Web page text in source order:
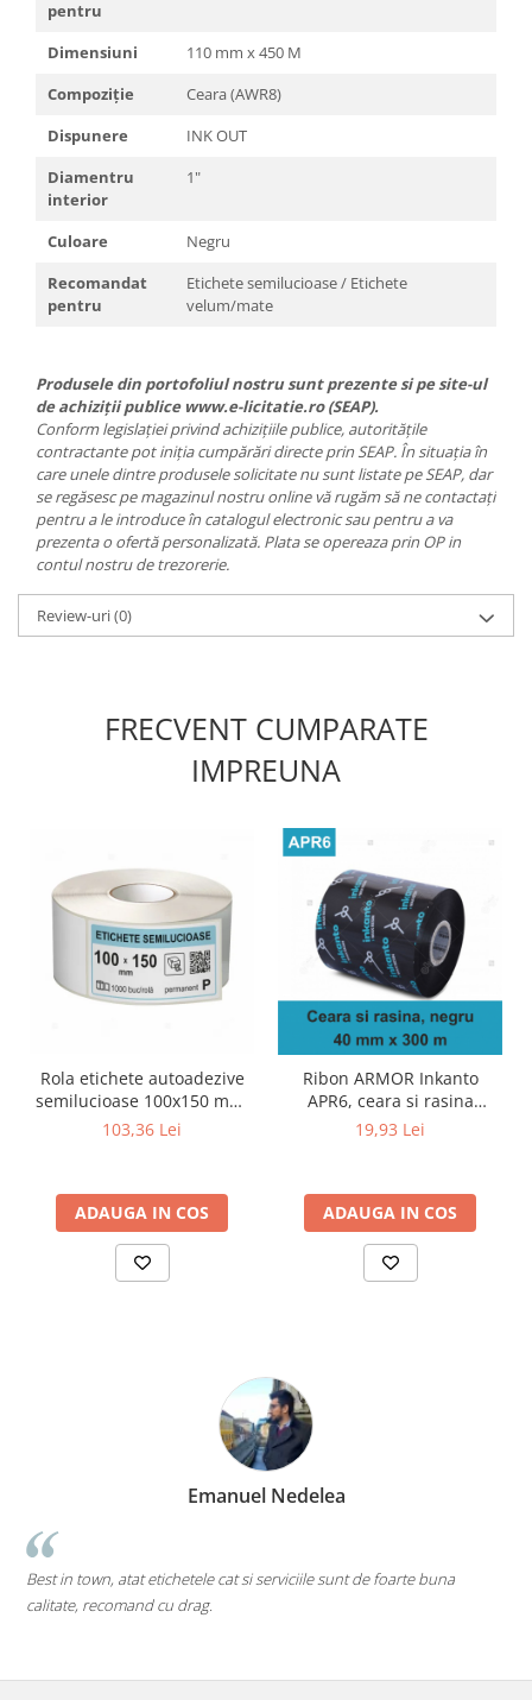
pentru
Dimensiuni
110 mm x 450 M
Compoziție
Ceara (AWR8)
Dispunere
INK OUT
Diamentru
interior
1"
Culoare
Negru
Recomandat
pentru
Etichete semilucioase / Etichete
velum/mate
Produsele din portofoliul nostru sunt prezente si pe site-ul
de achiziții publice www.e-licitatie.ro (SEAP).
Conform legislației privind achizițiile publice, autoritățile
contractante pot iniția cumpărări directe prin SEAP. În situația în
care unele dintre produsele solicitate nu sunt listate pe SEAP, dar
se regăsesc pe magazinul nostru online vă rugăm să ne contactați
pentru a le introduce în catalogul electronic sau pentru a va
prezenta o ofertă personalizată. Plata se opereaza prin OP in
contul nostru de trezorerie.
Review-uri(0)
FRECVENT CUMPARATE
IMPREUNA
Rola etichete autoadezive
semilucioase 100x150 mm,
adeziv permanent, 1000
103,36 Lei
ADAUGA IN COS
Ribon ARMOR Inkanto
APR6, ceara si rasina
(wax&resin), negru,
19,93 Lei
ADAUGA IN COS
sunt de foarte buna
pe toate....chiar si pe cele care inca nu au